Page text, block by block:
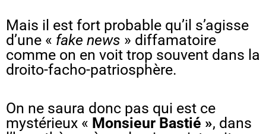
Mais il est fort probable qu’il s’agisse
d’une « fake news » diffamatoire
comme on en voit trop souvent dans la
droito-facho-patriosphère.
On ne saura donc pas qui est ce
mystérieux « Monsieur Bastié », dans